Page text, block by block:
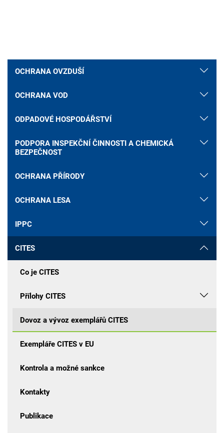
OCHRANA OVZDUŠÍ
OCHRANA VOD
ODPADOVÉ HOSPODÁŘSTVÍ
PODPORA INSPEKČNÍ ČINNOSTI A CHEMICKÁ
BEZPEČNOST
OCHRANA PŘÍRODY
OCHRANA LESA
IPPC
CITES
Co je CITES
Přílohy CITES
Dovoz a vývoz exemplářů CITES
Exempláře CITES v EU
Kontrola a možné sankce
Kontakty
Publikace